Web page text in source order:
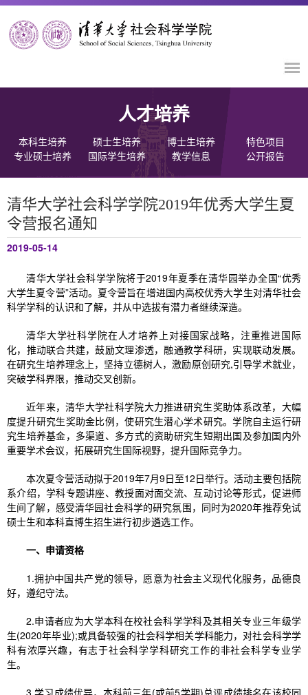
人才培养
本科生培养 硕士生培养 博士生培养
特色项目
专业硕士培养
国际学生培养 教学信息 公开报告
清华大学社会科学学院2019年优秀大学生夏
令营报名通知
2019-05-14
清华大学社会科学学院将于2019年夏季在清华园举办全国“优秀
大学生夏令营”活动。夏令营旨在增进国内高校优秀大学生对清华社会
科学学科的认识和了解，并从中选拔有潜力者继续深造。
清华大学社科学院在人才培养上对接国家战略，注重推进国际
化，推动联合共建，鼓励文理渗透，融通教学科研，实现联动发展。
在研究生培养理念上，坚持立德树人，激励原创研究,引导学术就业，
突破学科界限，推动交叉创新。
近年来，清华大学社科学院大力推进研究生奖助体系改革，大幅
度提升研究生奖助金比例，使研究生潜心学术研究。学院自主运行研
究生培养基金，多渠道、多方式的资助研究生短期出国及参加国内外
重要学术会议，拓展研究生国际视野，提升国际竞争力。
本次夏令营活动拟于2019年7月9日至12日举行。活动主要包括院
系介绍，学科专题讲座、教授面对面交流、互动讨论等形式，促进师
生间了解，感受清华园社会科学的研究氛围，同时为2020年推荐免试
硕士生和本科直博生招生进行初步遴选工作。
一、申请资格
1.拥护中国共产党的领导，愿意为社会主义现代化服务，品德良
好，遵纪守法。
2.申请者应为大学本科在校社会科学学科及其相关专业三年级学
生(2020年毕业);或具备较强的社会科学相关学科能力，对社会科学学
科有浓厚兴趣，有志于社会科学学科研究工作的非社会科学专业学
生。